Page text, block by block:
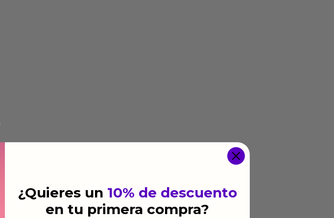
¿Quieres un 10% de descuento
en tu primera compra?